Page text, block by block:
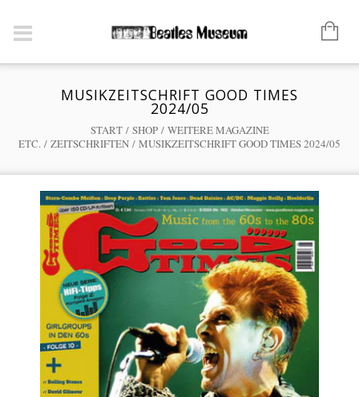
MUSIKZEITSCHRIFT GOOD TIMES
2024/05
START/ SHOP/ WEITERE MAGAZINE
ETC. / ZEITSCHRIFTEN / MUSIKZEITSCHRIFT GOOD TIMES 2024/05